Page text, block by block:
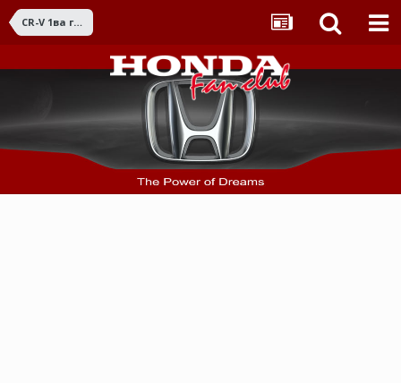
CR-V 1ва ген. (1995 - 2001)